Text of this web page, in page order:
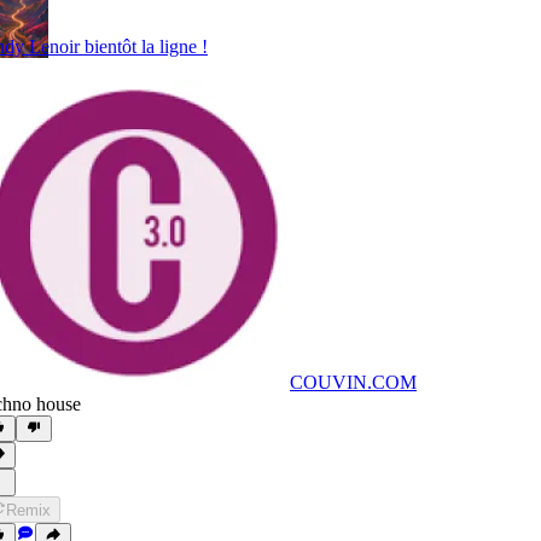
Lenoir bientôt la ligne !
COUVIN.COM
house
Remix